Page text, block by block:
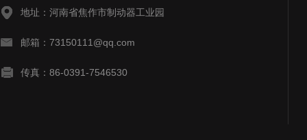
地址：河南省焦作市制动器工业园
邮箱：73150111@qq.com
传真：86-0391-7546530